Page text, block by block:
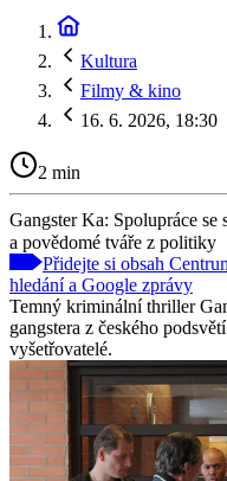
Kultura
Filmy & kino
16. 6. 2026, 18:30
2 min
Gangster Ka: Spolupráce
a povědomé tváře z politiky
Přidejte si obsah
hledání a Google zprávy
Temný kriminální thriller
gangstera z českého
vyšetřovatelé.